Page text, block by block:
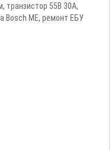
транзистор 55В 30А,
Bosch ME, ремонт ЕБУ